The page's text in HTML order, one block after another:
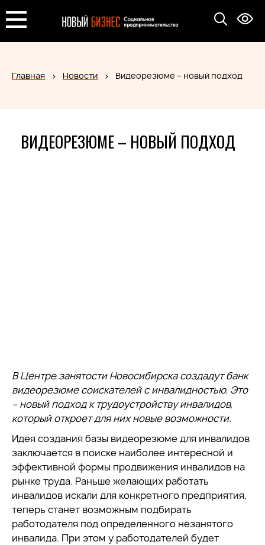
Главная Новости Видеорезюме – новый подход
ВИДЕОРЕЗЮМЕ – НОВЫЙ ПОДХОД
В Центре занятости Новосибирска создадут банк
видеорезюме соискателей с инвалидностью. Это
– новый подход к трудоустройству инвалидов,
который откроет для них новые возможности.
Идея создания базы видеорезюме для инвалидов
заключается в поиске наиболее интересной и
эффективной формы продвижения инвалидов на
рынке труда. Раньше желающих работать
инвалидов искали для конкретного предприятия,
теперь станет возможным подбирать
работодателя под определенного незанятого
инвалида. При этом у работодателей будет